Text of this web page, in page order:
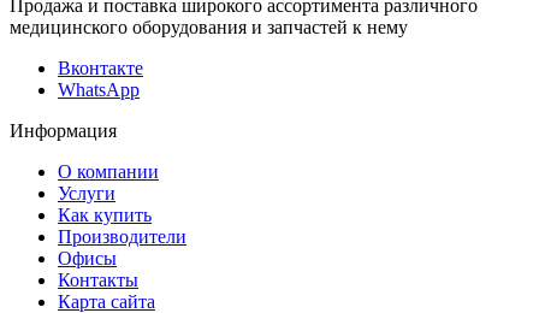
Продажа и поставка широкого ассортимента различного
медицинского оборудования и запчастей к нему
Вконтакте
WhatsApp
Информация
О компании
Услуги
Как купить
Производители
Офисы
Контакты
Карта сайта